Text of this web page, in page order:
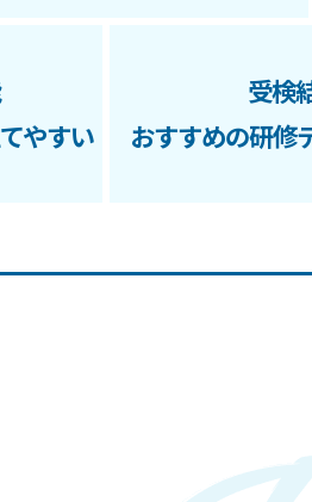
やすい
受検
おすすめの研修